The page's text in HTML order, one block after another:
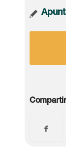
Compartir